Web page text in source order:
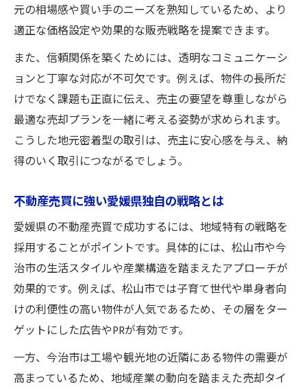
元の相場感や買い手のニーズを熟知しているため、より
適正な価格設定や効果的な販売戦略を提案できます。
また、信頼関係を築くためには、透明なコミュニケーシ
ョンと丁寧な対応が不可欠です。例えば、物件の長所だ
けでなく課題も正直に伝え、売主の要望を尊重しながら
最適な売却プランを一緒に考える姿勢が求められます。
こうした地元密着型の取引は、売主に安心感を与え、納
得のいく取引につながるでしょう。
不動産売買に強い愛媛県独自の戦略とは
愛媛県の不動産売買で成功するには、地域特有の戦略を
採用することがポイントです。具体的には、松山市や今
治市の生活スタイルや産業構造を踏まえたアプローチが
効果的です。例えば、松山市では子育て世代や単身者向
けの利便性の高い物件が人気であるため、その層をター
ゲットにした広告やPRが有効です。
一方、今治市は工場や観光地の近隣にある物件の需要が
高まっているため、地域産業の動向を踏まえた売却タイ